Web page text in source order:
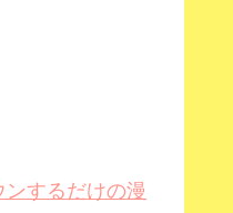
するだけの漫